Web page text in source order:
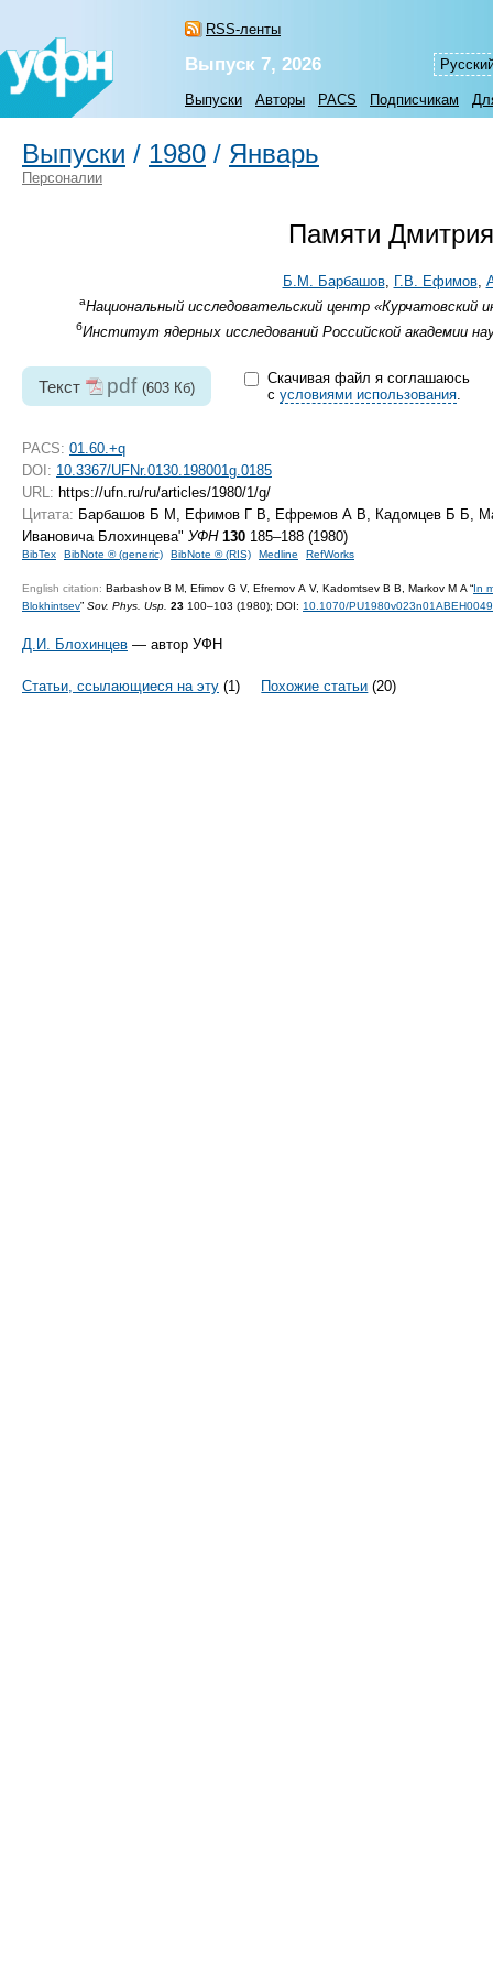
RSS-ленты
Выпуск 7, 2026
Выпуски Авторы PACS Подписчикам
Выпуски / 1980 / Январь
Персоналии
Памяти
Б.М. Барбашов, Г.В. Ефимов,
аНациональный исследовательский центр
бИнститут ядерных исследований Российской академии
Текст pdf (603 Кб)
Скачивая файл я соглашаюсь
с условиями использования.
PACS: 01.60.+q
DOI: 10.3367/UFNr.0130.198001g.0185
URL: https://ufn.ru/ru/articles/1980/1/g/
Цитата: Барбашов Б М, Ефимов Г В, Ефремов А В, Кадомцев Б Б,
Ивановича Блохинцева" УФН 130 185–188 (1980)
BibTex BibNote ® (generic) BibNote ® (RIS) Medline RefWorks
English citation: Barbashov B M, Efimov G V, Efremov A V, Kadomtsev B B, Markov M A “In
Blokhintsev” Sov. Phys. Usp. 23 100–103 (1980); DOI: 10.1070/
Д.И. Блохинцев — автор УФН
Статьи, ссылающиеся на эту (1) Похожие статьи (20)